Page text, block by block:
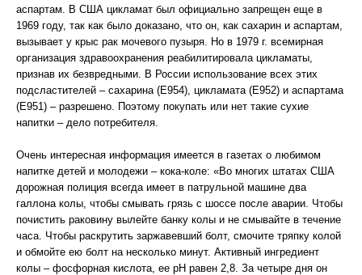
аспартам. В США цикламат был официально запрещен еще в
1969 году, так как было доказано, что он, как сахарин и аспартам,
вызывает у крыс рак мочевого пузыря. Но в 1979 г. всемирная
организация здравоохранения реабилитировала цикламаты,
признав их безвредными. В России использование всех этих
подсластителей – сахарина (Е954), цикламата (Е952) и аспартама
(Е951) – разрешено. Поэтому покупать или нет такие сухие
напитки – дело потребителя.
Очень интересная информация имеется в газетах о любимом
напитке детей и молодежи – кока-коле: «Во многих штатах США
дорожная полиция всегда имеет в патрульной машине два
галлона колы, чтобы смывать грязь с шоссе после аварии. Чтобы
почистить раковину вылейте банку колы и не смывайте в течение
часа. Чтобы раскрутить заржавевший болт, смочите тряпку колой
и обмойте ею болт на несколько минут. Активный ингредиент
колы – фосфорная кислота, ее рН равен 2,8. За четыре дня он